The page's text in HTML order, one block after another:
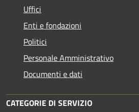
Uffici
Enti e fondazioni
Politici
Personale Amministrativo
Documenti e dati
CATEGORIE DI SERVIZIO